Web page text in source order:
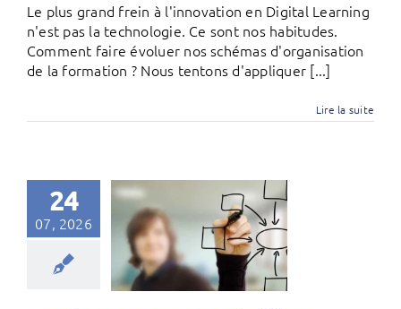
Le plus grand frein à l'innovation en Digital Learning
n'est pas la technologie. Ce sont nos habitudes.
Comment faire évoluer nos schémas d'organisation
de la formation ? Nous tentons d'appliquer [...]
Lire la suite
24
07, 2026